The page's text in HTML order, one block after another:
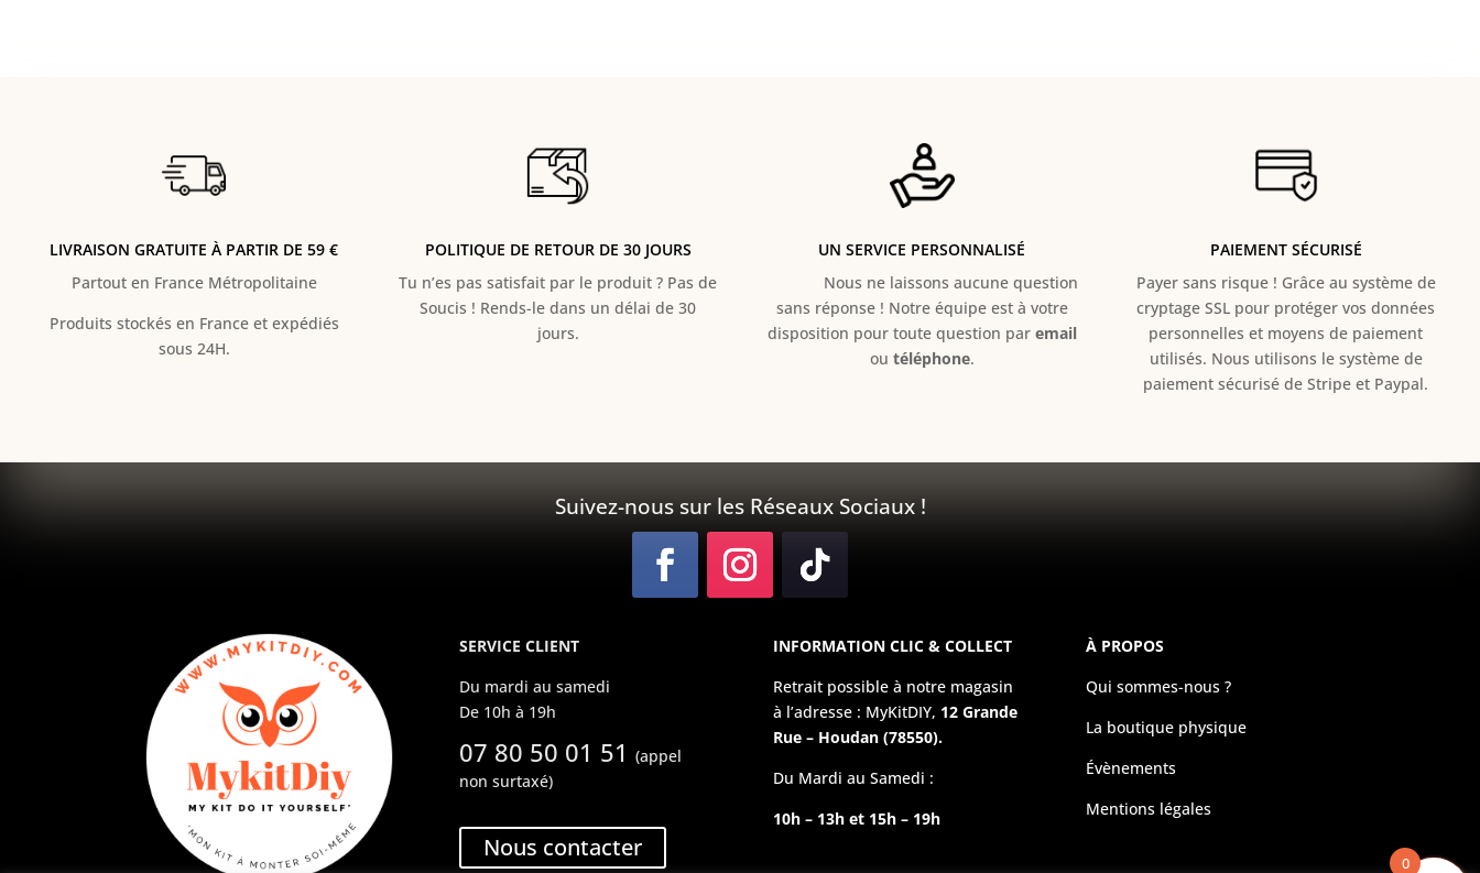
LIVRAISON GRATUITE À PARTIR DE 59 €
Partout en France Métropolitaine
Produits stockés en France et expédiés
sous 24H.
POLITIQUE DE RETOUR DE 30 JOURS
Tu n’es pas satisfait par le produit ? Pas de
Soucis ! Rends-le dans un délai de 30
jours.
UN SERVICE PERSONNALISÉ
Nous ne laissons aucune question
sans réponse ! Notre équipe est à votre
disposition pour toute question par email
ou téléphone.
PAIEMENT SÉCURISÉ
Payer sans risque ! Grâce au système de
cryptage SSL pour protéger vos données
personnelles et moyens de paiement
utilisés. Nous utilisons le système de
paiement sécurisé de Stripe et Paypal.
Suivez-nous sur les Réseaux Sociaux !
SERVICE CLIENT
Du mardi au samedi
De 10h à 19h
07 80 50 01 51 (appel
non surtaxé)
Nous contacter
INFORMATION CLIC & COLLECT
Retrait possible à notre magasin
à l’adresse : MyKitDIY, 12 Grande
Rue – Houdan (78550).
Du Mardi au Samedi :
10h – 13h et 15h – 19h
À PROPOS
Qui sommes-nous ?
La boutique physique
Évènements
Mentions légales
0